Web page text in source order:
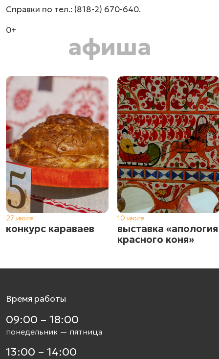
Справки по тел.: (818-2) 670-640.
0+
афиша
27 июля
конкурс караваев
10 июля
выставка «апология
красного коня»
Время работы
09:00 – 18:00
понедельник — пятница
13:00 – 14:00